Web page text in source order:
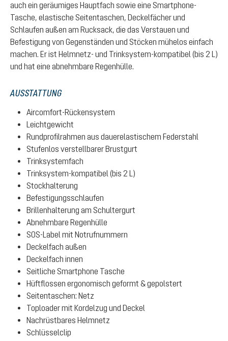
auch ein geräumiges Hauptfach sowie eine Smartphone-
Tasche, elastische Seitentaschen, Deckelfächer und
Schlaufen außen am Rucksack, die das Verstauen und
Befestigung von Gegenständen und Stöcken mühelos einfach
machen. Er ist Helmnetz- und Trinksystem-kompatibel (bis 2 L)
und hat eine abnehmbare Regenhülle.
AUSSTATTUNG
Aircomfort-Rückensystem
Leichtgewicht
Rundprofilrahmen aus dauerelastischem Federstahl
Stufenlos verstellbarer Brustgurt
Trinksystemfach
Trinksystem-kompatibel (bis 2 L)
Stockhalterung
Befestigungsschlaufen
Brillenhalterung am Schultergurt
Abnehmbare Regenhülle
SOS-Label mit Notrufnummern
Deckelfach außen
Deckelfach innen
Seitliche Smartphone Tasche
Hüftflossen ergonomisch geformt & gepolstert
Seitentaschen: Netz
Toploader mit Kordelzug und Deckel
Nachrüstbares Helmnetz
Schlüsselclip